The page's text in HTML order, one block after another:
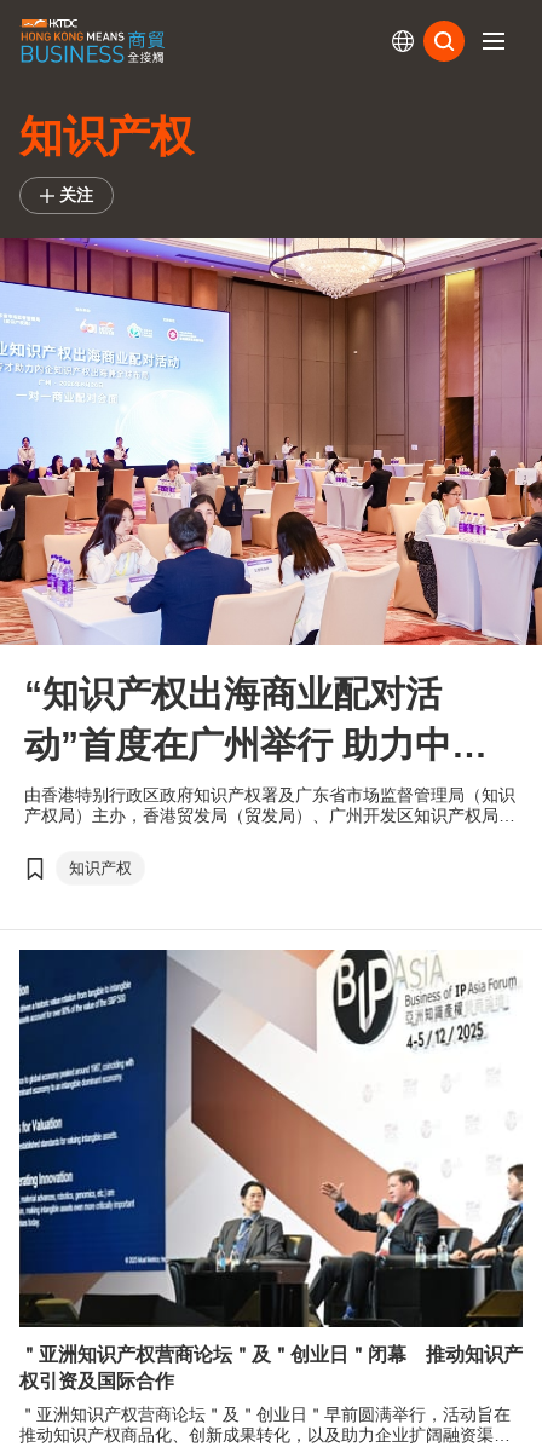
知识产权
关注
“知识产权出海商业配对活
动”首度在广州举行 助力中国
内地企业走出去
由香港特别行政区政府知识产权署及广东省市场监督管理局（知识
产权局）主办，香港贸发局（贸发局）、广州开发区知识产权局协
活动”，于6月26日在广州科学城举行。活动是粤港保护知识产权合
作专责小组框架下的重要合作项目，吸引超过150名业界人士参
知识产权
＂亚洲知识产权营商论坛＂及＂创业日＂闭幕 推动知识产
权引资及国际合作
＂亚洲知识产权营商论坛＂及＂创业日＂早前圆满举行，活动旨在
推动知识产权商品化、创新成果转化，以及助力企业扩阔融资渠